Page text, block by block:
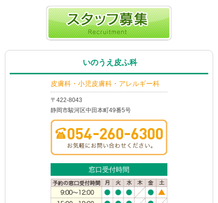
いのうえ皮ふ科
皮膚科・小児皮膚科・アレルギー科
〒422-8043
静岡市駿河区中田本町49番5号
窓口受付時間